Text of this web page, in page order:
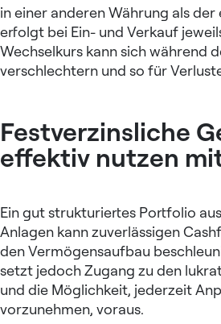
in einer anderen Währung als
erfolgt bei Ein- und Verkauf
Wechselkurs kann sich während
verschlechtern und so für
Festverzinsliche
effektiv nutzen
Ein gut strukturiertes Portfolio
Anlagen kann zuverlässigen
den Vermögensaufbau
setzt jedoch Zugang zu den
und die Möglichkeit, jederzeit
vorzunehmen, voraus.